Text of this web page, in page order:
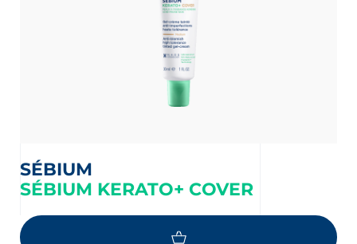
SÉBIUM
SÉBIUM KERATO+ COVER